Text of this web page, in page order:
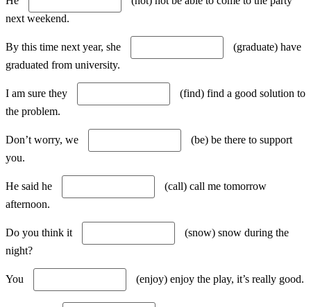
next weekend.
By this time next year, she
(graduate) have
graduated from university.
I am sure they
(find) find a good solution to
the problem.
Don’t worry, we
(be) be there to support
you.
He said he
(call) call me tomorrow
afternoon.
Do you think it
(snow) snow during the
night?
You (enjoy) enjoy the play, it’s really good.